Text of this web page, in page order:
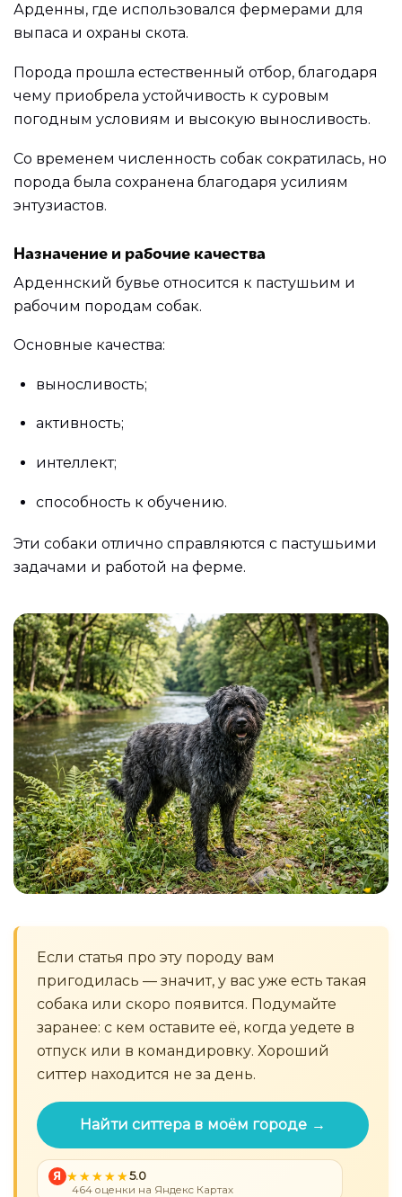
Арденны, где использовался фермерами для
выпаса и охраны скота.
Порода прошла естественный отбор, благодаря
чему приобрела устойчивость к суровым
погодным условиям и высокую выносливость.
Со временем численность собак сократилась, но
порода была сохранена благодаря усилиям
энтузиастов.
Назначение и рабочие качества
Арденнский бувье относится к пастушьим и
рабочим породам собак.
Основные качества:
выносливость;
активность;
интеллект;
способность к обучению.
Эти собаки отлично справляются с пастушьими
задачами и работой на ферме.
Если статья про эту породу вам
пригодилась — значит, у вас уже есть такая
собака или скоро появится. Подумайте
заранее: с кем оставите её, когда уедете в
отпуск или в командировку. Хороший
ситтер находится не за день.
Найти ситтера в моём городе →
Я 5.0
464 оценки на Яндекс Картах